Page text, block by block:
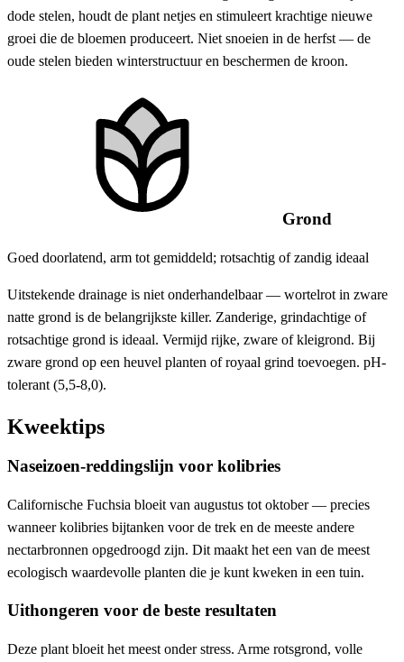
dode stelen, houdt de plant netjes en stimuleert krachtige nieuwe
groei die de bloemen produceert. Niet snoeien in de herfst — de
oude stelen bieden winterstructuur en beschermen de kroon.
Grond
Goed doorlatend, arm tot gemiddeld; rotsachtig of zandig ideaal
Uitstekende drainage is niet onderhandelbaar — wortelrot in zware
natte grond is de belangrijkste killer. Zanderige, grindachtige of
rotsachtige grond is ideaal. Vermijd rijke, zware of kleigrond. Bij
zware grond op een heuvel planten of royaal grind toevoegen. pH-
tolerant (5,5-8,0).
Kweektips
Naseizoen-reddingslijn voor kolibries
Californische Fuchsia bloeit van augustus tot oktober — precies
wanneer kolibries bijtanken voor de trek en de meeste andere
nectarbronnen opgedroogd zijn. Dit maakt het een van de meest
ecologisch waardevolle planten die je kunt kweken in een tuin.
Uithongeren voor de beste resultaten
Deze plant bloeit het meest onder stress. Arme rotsgrond, volle